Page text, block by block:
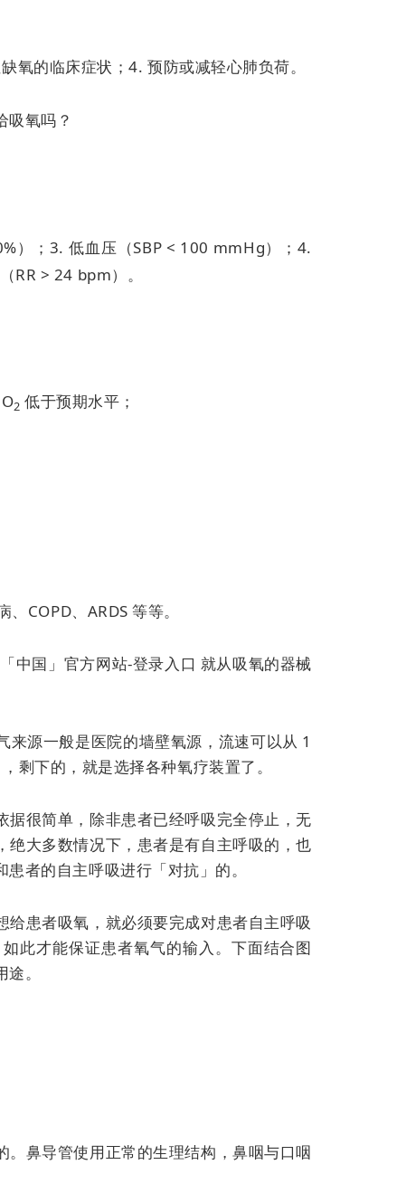
氧的临床症状；4. 预防或减轻心肺负荷。
吸氧吗？
）； 3. 低血压（SBP < 100 mmHg）； 4.
RR > 24 bpm）。
2 低于预期水平；
COPD、ARDS 等等。
中国」官方网站-登录入口 就从吸氧的器械
源一般是医院的墙壁氧源，流速可以从 1
剩下的，就是选择各种氧疗装置了。
很简单，除非患者已经呼吸完全停止，无
大多数情况下，患者是有自主呼吸的，也
者的自主呼吸进行「对抗」的。
患者吸氧，就必须要完成对患者自主呼吸
此才能保证患者氧气的输入。下面结合图
。
鼻导管使用正常的生理结构，鼻咽与口咽